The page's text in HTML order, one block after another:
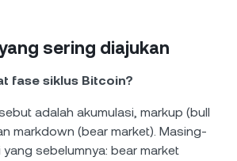
sering diajukan
fase siklus Bitcoin?
adalah akumulasi, markup (bull
markdown (bear market). Masing-
sebelumnya: bear market